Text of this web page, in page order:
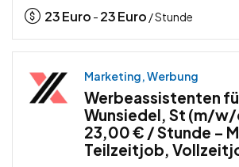
23Euro - 23Euro / Stunde
Marketing, Werbung
Werbeassistenten
Wunsiedel, St (m/w/
23,00 € / Stunde –
Teilzeitjob,